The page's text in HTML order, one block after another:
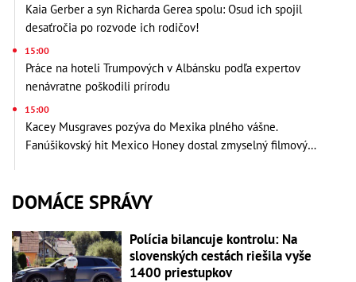
Kaia Gerber a syn Richarda Gerea spolu: Osud ich spojil
desaťročia po rozvode ich rodičov!
15:00
Práce na hoteli Trumpových v Albánsku podľa expertov
nenávratne poškodili prírodu
15:00
Kacey Musgraves pozýva do Mexika plného vášne.
Fanúšikovský hit Mexico Honey dostal zmyselný filmový
DOMÁCE SPRÁVY
Polícia bilancuje kontrolu: Na
slovenských cestách riešila vyše
1400 priestupkov